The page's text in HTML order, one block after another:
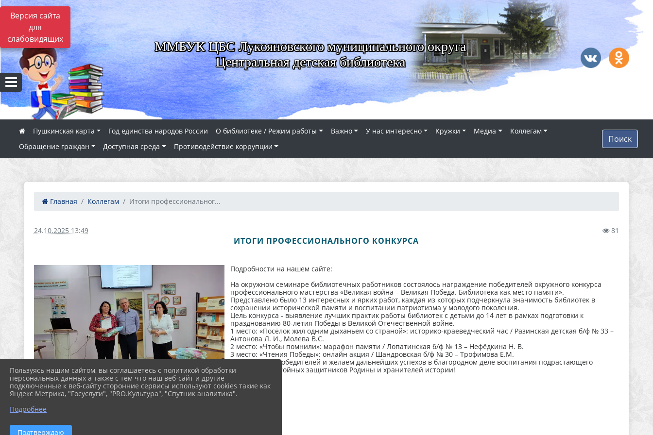
Версия сайта
для
слабовидящих
ММБУК ЦБС Лукояновского муниципального округа
Центральная детская библиотека
Пушкинская карта Год единства народов России О библиотеке / Режим работы Важно У нас интересно Кружки Медиа
Коллегам
Обращение граждан
Доступная среда Противодействие коррупции
Поиск
Главная Коллегам Итоги профессиональног...
24.10.2025 13:49 81
ИТОГИ ПРОФЕССИОНАЛЬНОГО КОНКУРСА
Подробности на нашем сайте:
На окружном семинаре библиотечных работников состоялось награждение победителей окружного конкурса
профессионального мастерства «Великая война – Великая Победа. Библиотека как место памяти».
Представлено было 13 интересных и ярких работ, каждая из которых подчеркнула значимость библиотек в
сохранении исторической памяти и воспитании патриотизма у молодого поколения.
Цель конкурса - выявление лучших практик работы библиотек с детьми до 14 лет в рамках подготовки к
празднованию 80-летия Победы в Великой Отечественной войне.
1 место: «Посёлок жил одним дыханьем со страной»: историко-краеведческий час / Разинская детская б/ф № 33 –
Антонова Л. И., Молева В.С.
2 место: «Чтобы помнили»: марафон памяти / Лопатинская б/ф № 13 – Нефёдкина Н. В.
3 место: «Чтения Победы»: онлайн акция / Шандровская б/ф № 30 – Трофимова Е.М.
Поздравляем победителей и желаем дальнейших успехов в благородном деле воспитания подрастающего
поколения достойных защитников Родины и хранителей истории!
Пользуясь нашим сайтом, вы соглашаетесь с политикой обработки
персональных данных а также с тем что наш веб-сайт и другие
подключенные к веб-сайту сторонние сервисы используют cookies такие как
Яндекс Метрика, "Госуслуги", "PRO.Культура", "Спутник аналитика".
Подробнее
Подтверждаю